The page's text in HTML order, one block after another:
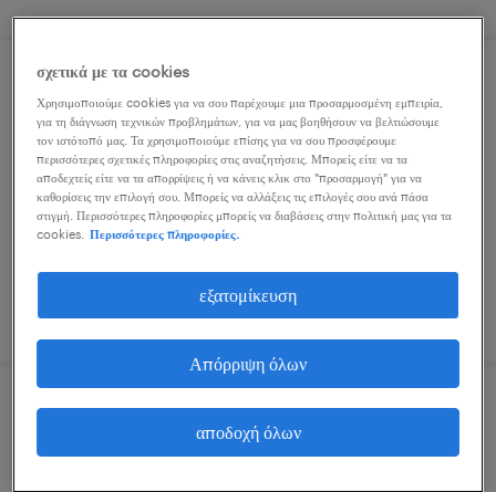
technical service trainer
marousi, attica
μόνιμη
δημοσιεύτηκε 6 αυγούστου 2026
electrical design engineer
σχετικά με τα cookies
Χρησιμοποιούμε cookies για να σου παρέχουμε μια προσαρμοσμένη εμπειρία,
για τη διάγνωση τεχνικών προβλημάτων, για να μας βοηθήσουν να βελτιώσουμε
τον ιστότοπό μας. Τα χρησιμοποιούμε επίσης για να σου προσφέρουμε
περισσότερες σχετικές πληροφορίες στις αναζητήσεις. Μπορείς είτε να τα
αποδεχτείς είτε να τα απορρίψεις ή να κάνεις κλικ στο "προσαρμογή" για να
καθορίσεις την επιλογή σου. Μπορείς να αλλάξεις τις επιλογές σου ανά πάσα
στιγμή. Περισσότερες πληροφορίες μπορείς να διαβάσεις στην πολιτική μας για τα
cookies.
Περισσότερες πληροφορίες.
εξατομίκευση
Απόρριψη όλων
αποδοχή όλων